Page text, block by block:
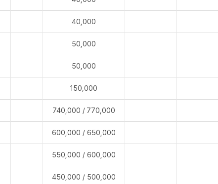
40,000
50,000
50,000
150,000
740,000 / 770,000
600,000 / 650,000
550,000 / 600,000
450,000 / 500,000